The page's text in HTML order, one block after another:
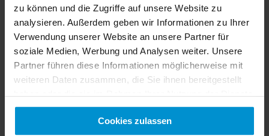
zu können und die Zugriffe auf unsere Website zu
analysieren. Außerdem geben wir Informationen zu Ihrer
Verwendung unserer Website an unsere Partner für
soziale Medien, Werbung und Analysen weiter. Unsere
Partner führen diese Informationen möglicherweise mit
weiteren Daten zusammen, die Sie ihnen bereitgestellt
haben oder die sie im Rahmen Ihrer Nutzung der Dienste
gesammelt haben. Sie geben Einwilligung zu unseren
Cookies, wenn Sie unsere Webseite weiterhin nutzen.
Cookies zulassen
Garantieleistungen, Werterhaltung und hohen
Wiederverkaufswert. Qualität, Funktion und
Austauschbarkeit werden von uns garantiert.
Für weitere Informationen steht Ihnen unsere
Ersatzteil Abteilung gerne jederzeit zur Verfügung:
Burkhard Stabenow
Ersatzteilverkauf/Service